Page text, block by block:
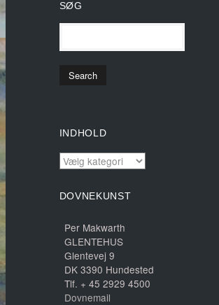
SØG
INDHOLD
INDHOLD
DOVNEKUNST
Per Makwarth
GLENTEHUS
Glentevej 9
DK 3390 Hundested
Tlf. + 45 2929 4500
Dovnemail